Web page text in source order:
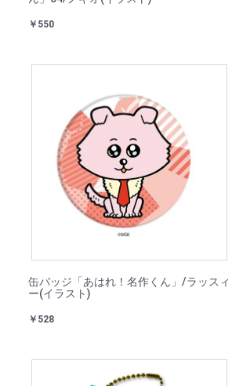
￥550
缶バッジ「あはれ！名作くん」/ラッスィ
ー(イラスト)
￥528